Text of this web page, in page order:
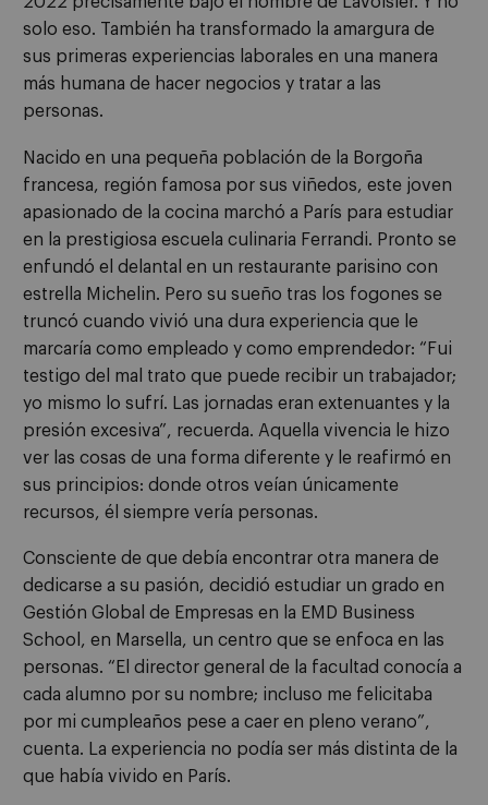
solo eso. También ha transformado la amargura de
sus primeras experiencias laborales en una manera
más humana de hacer negocios y tratar a las
personas.
Nacido en una pequeña población de la Borgoña
francesa, región famosa por sus viñedos, este joven
apasionado de la cocina marchó a París para estudiar
en la prestigiosa escuela culinaria Ferrandi. Pronto se
enfundó el delantal en un restaurante parisino con
estrella Michelin. Pero su sueño tras los fogones se
truncó cuando vivió una dura experiencia que le
marcaría como empleado y como emprendedor: “Fui
testigo del mal trato que puede recibir un trabajador;
yo mismo lo sufrí. Las jornadas eran extenuantes y la
presión excesiva”, recuerda. Aquella vivencia le hizo
ver las cosas de una forma diferente y le reafirmó en
sus principios: donde otros veían únicamente
recursos, él siempre vería personas.
Consciente de que debía encontrar otra manera de
dedicarse a su pasión, decidió estudiar un grado en
Gestión Global de Empresas en la EMD Business
School, en Marsella, un centro que se enfoca en las
personas. “El director general de la facultad conocía a
cada alumno por su nombre; incluso me felicitaba
por mi cumpleaños pese a caer en pleno verano”,
cuenta. La experiencia no podía ser más distinta de la
que había vivido en París.